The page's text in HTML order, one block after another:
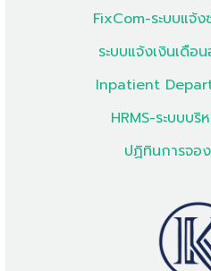
FixCom-ระบบแจ้
ระบบแจ้งเงินเดือ
Inpatient
HRMS-ระบบบริ
ปฏิทินการจอ